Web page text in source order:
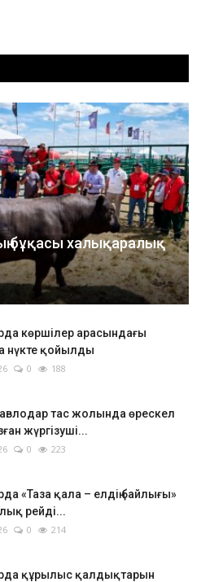
бұқасы халықаралық
көршілер арасындағы
нүкте қойылды
0 188
тас жолында өрескел
жүргізуші...
0 223
«Таза қала – елдің байлығы»
рейді...
0 214
құрылыс қалдықтарын